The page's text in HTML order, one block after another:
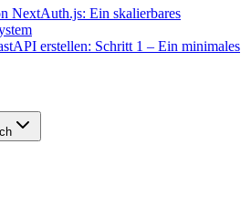
NextAuth.js: Ein skalierbares
erstellen: Schritt 1 – Ein minimales